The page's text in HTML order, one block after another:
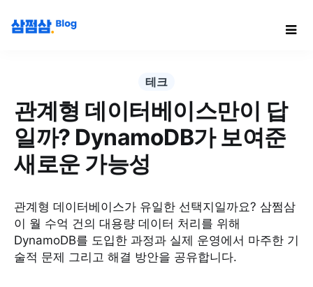
테크
관계형 데이터베이스만이 답
일까? DynamoDB가 보여준
새로운 가능성
관계형 데이터베이스가 유일한 선택지일까요? 삼쩜삼
이 월 수억 건의 대용량 데이터 처리를 위해
DynamoDB를 도입한 과정과 실제 운영에서 마주한 기
술적 문제 그리고 해결 방안을 공유합니다.